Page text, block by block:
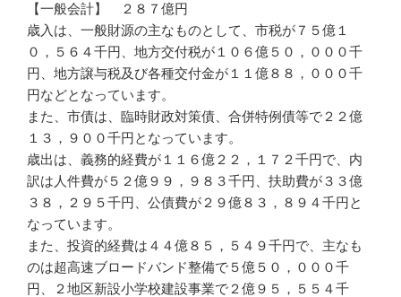
【一般会計】 ２８７億円
歳入は、一般財源の主なものとして、市税が７５億１
０，５６４千円、地方交付税が１０６億５０，０００千
円、地方譲与税及び各種交付金が１１億８８，０００千
円などとなっています。
また、市債は、臨時財政対策債、合併特例債等で２２億
１３，９００千円となっています。
歳出は、義務的経費が１１６億２２，１７２千円で、内
訳は人件費が５２億９９，９８３千円、扶助費が３３億
３８，２９５千円、公債費が２９億８３，８９４千円と
なっています。
また、投資的経費は４４億８５，５４９千円で、主なも
のは超高速ブロードバンド整備で５億５０，０００千
円、２地区新設小学校建設事業で２億９５，５５４千